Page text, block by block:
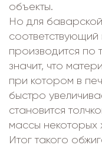
объекты.
Но для
соответствующий
производится по
значит, что
при котором в
быстро
становится
массы некоторых
Итог такого